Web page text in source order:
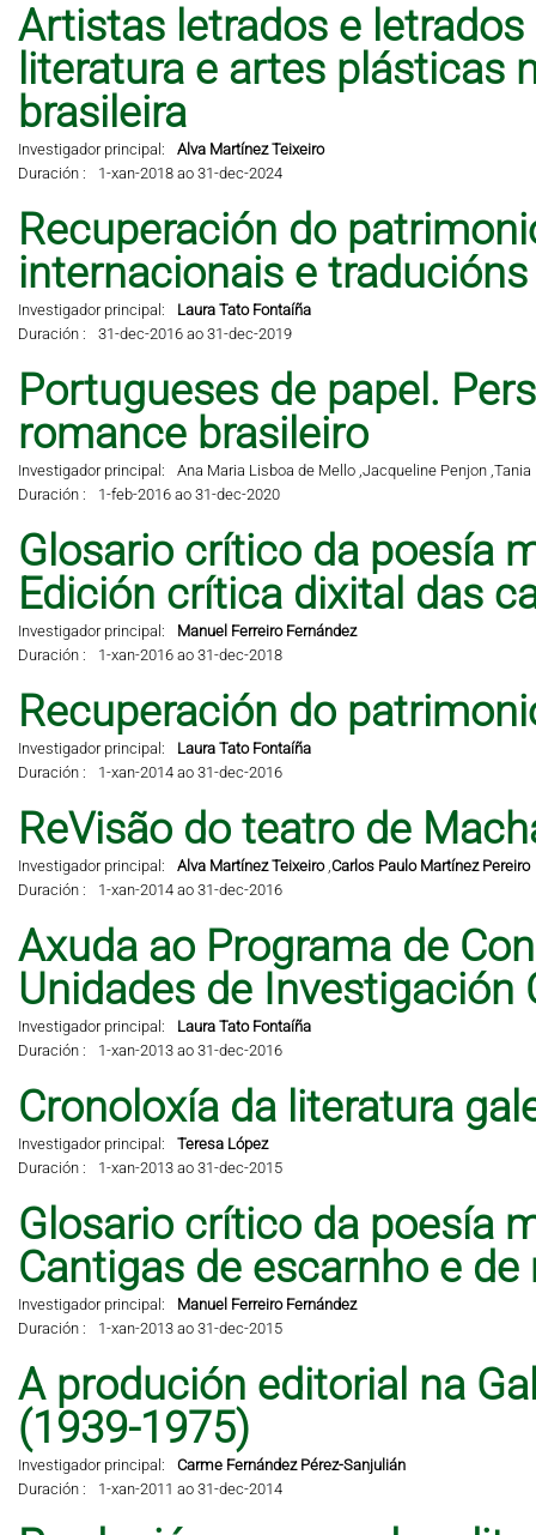
Artistas letrados e
literatura e artes plásticas
brasileira
Investigador principal:
Alva Martínez Teixeiro
Duración :
1-xan-2018 ao 31-dec-2024
Recuperación do
internacionais e traducións
Investigador principal:
Laura Tato Fontaíña
Duración :
31-dec-2016 ao 31-dec-2019
Portugueses de papel.
romance brasileiro
Investigador principal: Ana Maria Lisboa de Mello ,Jacqueline Penjon ,Tania
Duración :
1-feb-2016 ao 31-dec-2020
Glosario crítico da poesía
Edición crítica dixital das
Investigador principal:
Manuel Ferreiro Fernández
Duración :
1-xan-2016 ao 31-dec-2018
Recuperación do
Investigador principal:
Laura Tato Fontaíña
Duración :
1-xan-2014 ao 31-dec-2016
ReVisão do teatro de
Investigador principal: Alva Martínez Teixeiro,Carlos Paulo Martínez Pereiro
Duración :
1-xan-2014 ao 31-dec-2016
Axuda ao Programa de
Unidades de Investigación
Investigador principal:
Laura Tato Fontaíña
Duración :
1-xan-2013 ao 31-dec-2016
Cronoloxía da literatura
Investigador principal:
Teresa López
Duración :
1-xan-2013 ao 31-dec-2015
Glosario crítico da poesía
Cantigas de escarnho e de
Investigador principal:
Manuel Ferreiro Fernández
Duración :
1-xan-2013 ao 31-dec-2015
A produción editorial na
(1939-1975)
Investigador principal:
Carme Fernández Pérez-Sanjulián
Duración :
1-xan-2011 ao 31-dec-2014